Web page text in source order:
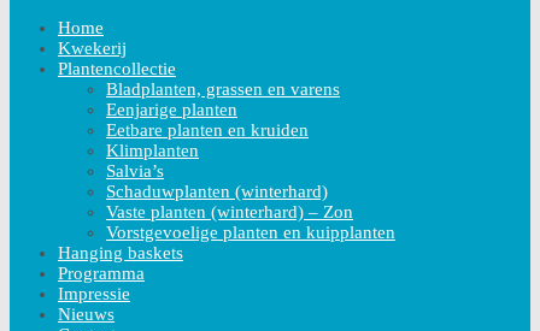
Home
Kwekerij
Plantencollectie
Bladplanten, grassen en varens
Eenjarige planten
Eetbare planten en kruiden
Klimplanten
Salvia’s
Schaduwplanten (winterhard)
Vaste planten (winterhard) – Zon
Vorstgevoelige planten en kuipplanten
Hanging baskets
Programma
Impressie
Nieuws